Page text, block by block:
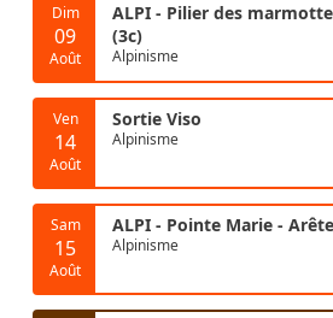
Dim
09
Août
ALPI - Pilier des
(3c)
Alpinisme
Ven
14
Août
Sortie Viso
Alpinisme
Sam
15
Août
ALPI - Pointe Marie -
Alpinisme